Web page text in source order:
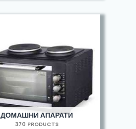
ДОМАШНИ АПАРАТИ
370 PRODUCTS